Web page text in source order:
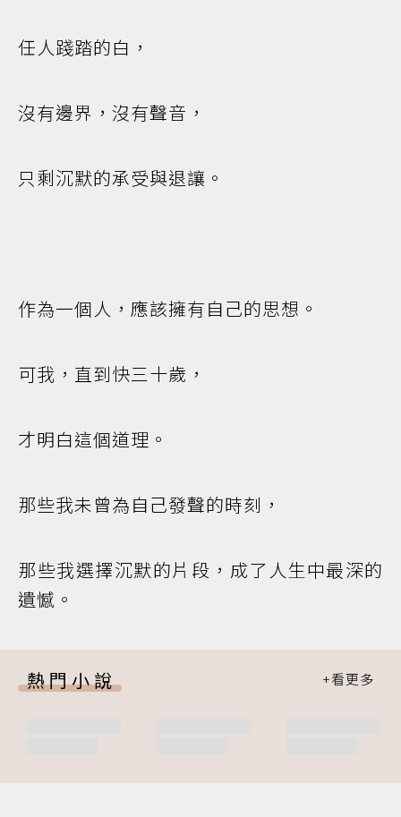
任人踐踏的白，
沒有邊界，沒有聲音，
只剩沉默的承受與退讓。
作為一個人，應該擁有自己的思想。
可我，直到快三十歲，
才明白這個道理。
那些我未曾為自己發聲的時刻，
那些我選擇沉默的片段，成了人生中最深的
遺憾。
熱門小說